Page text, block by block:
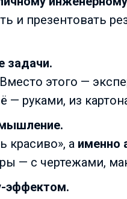
и презентовать
задачи.
этого —
— руками, из
красиво», а именно
— с чертежами,
эффектом.